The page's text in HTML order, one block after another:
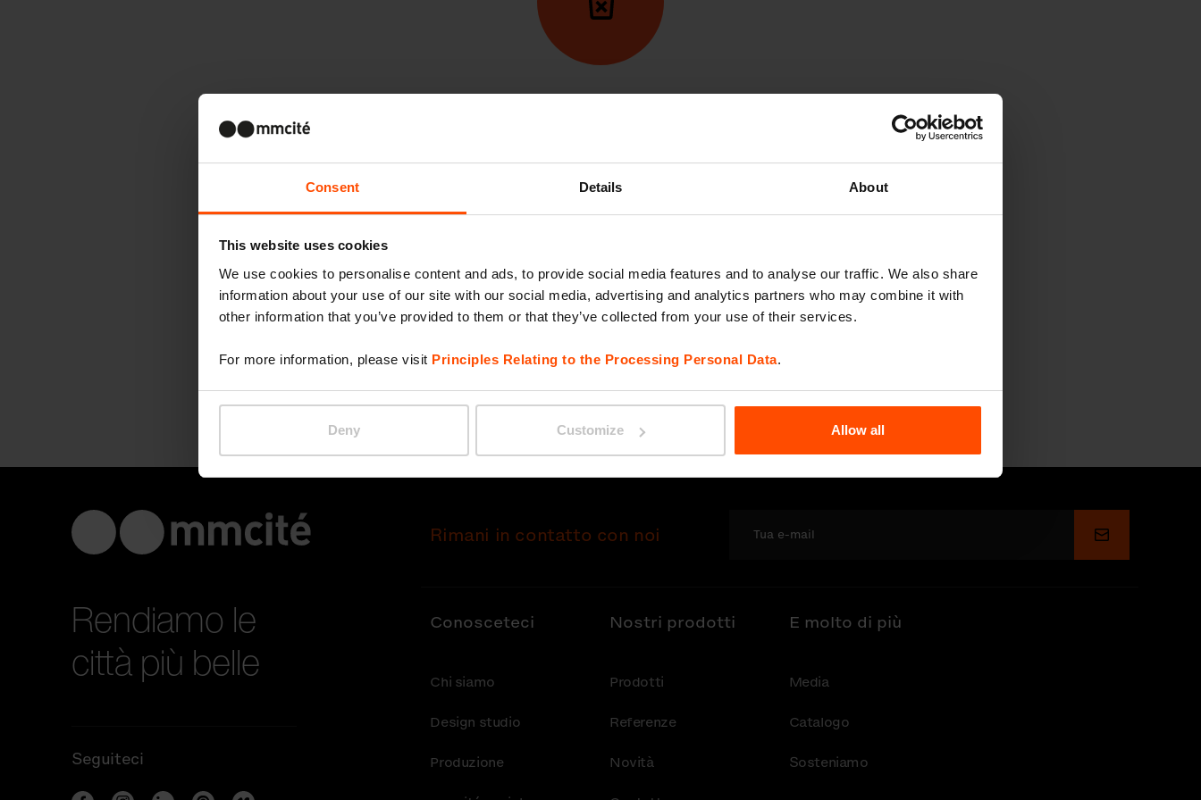
Consent Details About
This website uses cookies
We use cookies to personalise content and ads, to provide social media features and to analyse our traffic. We also share
information about your use of our site with our social media, advertising and analytics partners who may combine it with
other information that you’ve provided to them or that they’ve collected from your use of their services.
For more information, please visit Principles Relating to the Processing Personal Data.
Deny Customize Allow all
Il tuo account verrà cancellato.
Rendiamo le
città più belle
Seguiteci
Rimani in contatto con noi Invia
Conosceteci
Chi siamo
Design studio
Produzione
Nostri prodotti
Prodotti
Referenze
Novità
E molto di più
Media
Catalogo
Sosteniamo